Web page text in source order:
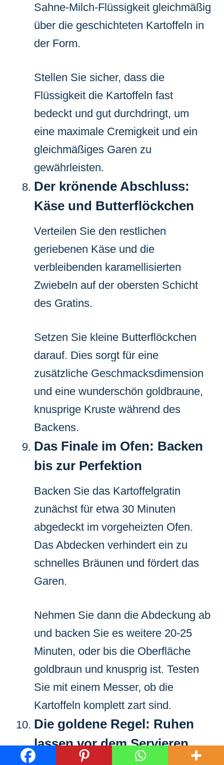
Sahne-Milch-Flüssigkeit gleichmäßig
über die geschichteten Kartoffeln in
der Form.
Stellen Sie sicher, dass die
Flüssigkeit die Kartoffeln fast
bedeckt und gut durchdringt, um
eine maximale Cremigkeit und ein
gleichmäßiges Garen zu
gewährleisten.
Der krönende Abschluss:
Käse und Butterflöckchen
Verteilen Sie den restlichen
geriebenen Käse und die
verbleibenden karamellisierten
Zwiebeln auf der obersten Schicht
des Gratins.
Setzen Sie kleine Butterflöckchen
darauf. Dies sorgt für eine
zusätzliche Geschmacksdimension
und eine wunderschön goldbraune,
knusprige Kruste während des
Backens.
Das Finale im Ofen: Backen
bis zur Perfektion
Backen Sie das Kartoffelgratin
zunächst für etwa 30 Minuten
abgedeckt im vorgeheizten Ofen.
Das Abdecken verhindert ein zu
schnelles Bräunen und fördert das
Garen.
Nehmen Sie dann die Abdeckung ab
und backen Sie es weitere 20-25
Minuten, oder bis die Oberfläche
goldbraun und knusprig ist. Testen
Sie mit einem Messer, ob die
Kartoffeln komplett zart sind.
Die goldene Regel: Ruhen
lassen vor dem Servieren